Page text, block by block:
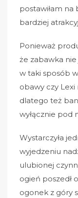
postawiłam na
bardziej
Ponieważ
że zabawka
w taki sposób
obawy czy Lexi
dlatego też
wyłącznie pod
Wystarczyła
wyjedzeniu
ulubionej
ogień poszedł
ogonek z góry